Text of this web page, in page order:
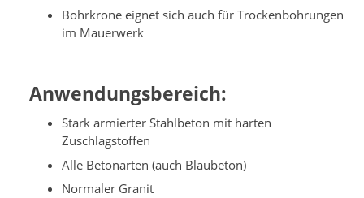
Bohrkrone eignet sich auch für Trockenbohrungen
im Mauerwerk
Anwendungsbereich:
Stark armierter Stahlbeton mit harten
Zuschlagstoffen
Alle Betonarten (auch Blaubeton)
Normaler Granit